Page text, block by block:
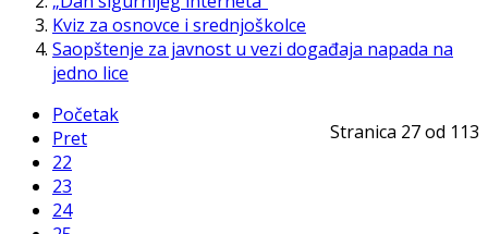
Kviz za osnovce i srednjoškolce
Saopštenje za javnost u vezi događaja napada na
jedno lice
Stranica 27 od 113
Početak
Pret
22
23
24